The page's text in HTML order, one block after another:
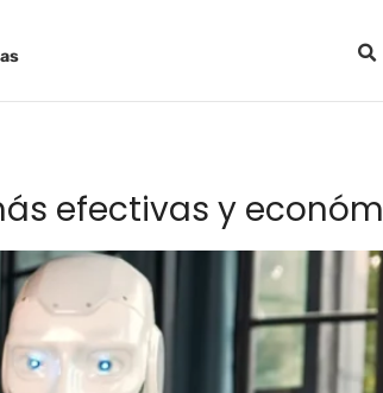
efectivas y